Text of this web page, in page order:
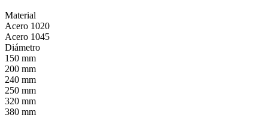
Material
Acero 1020
Acero 1045
Diámetro
150 mm
200 mm
240 mm
250 mm
320 mm
380 mm